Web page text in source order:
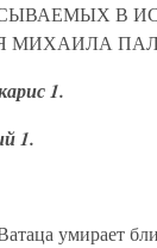
В
МИХАИЛА
1.
1.
умирает